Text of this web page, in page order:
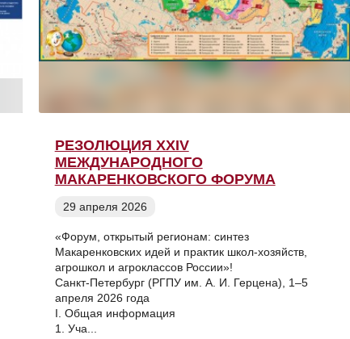
РЕЗОЛЮЦИЯ XXIV
МЕЖДУНАРОДНОГО
МАКАРЕНКОВСКОГО ФОРУМА
29 апреля 2026
«Форум, открытый регионам: синтез
Макаренковских идей и практик школ-хозяйств,
агрошкол и агроклассов России»!
Санкт-Петербург (РГПУ им. А. И. Герцена), 1–5
апреля 2026 года
I. Общая информация
1. Уча...